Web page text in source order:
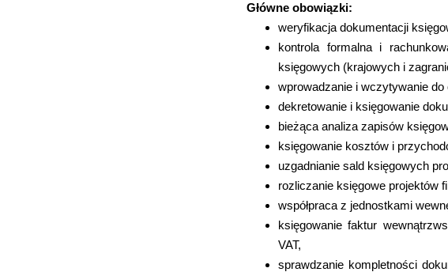
Główne obowiązki:
weryfikacja dokumentacji
kontrola formalna i
księgowych (krajowych i
wprowadzanie i wczytywanie
dekretowanie i księgowanie
bieżąca analiza zapisów
księgowanie kosztów i
uzgadnianie sald księgowych
rozliczanie księgowe projektów
współpraca z jednostkami
księgowanie faktur
VAT,
sprawdzanie kompletności